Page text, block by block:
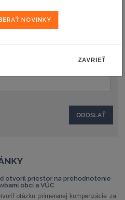
otvoril priestor na prehodnotenie
obcí a VÚC
otázku primeranej kompenzácie za
ZAVRIEŤ